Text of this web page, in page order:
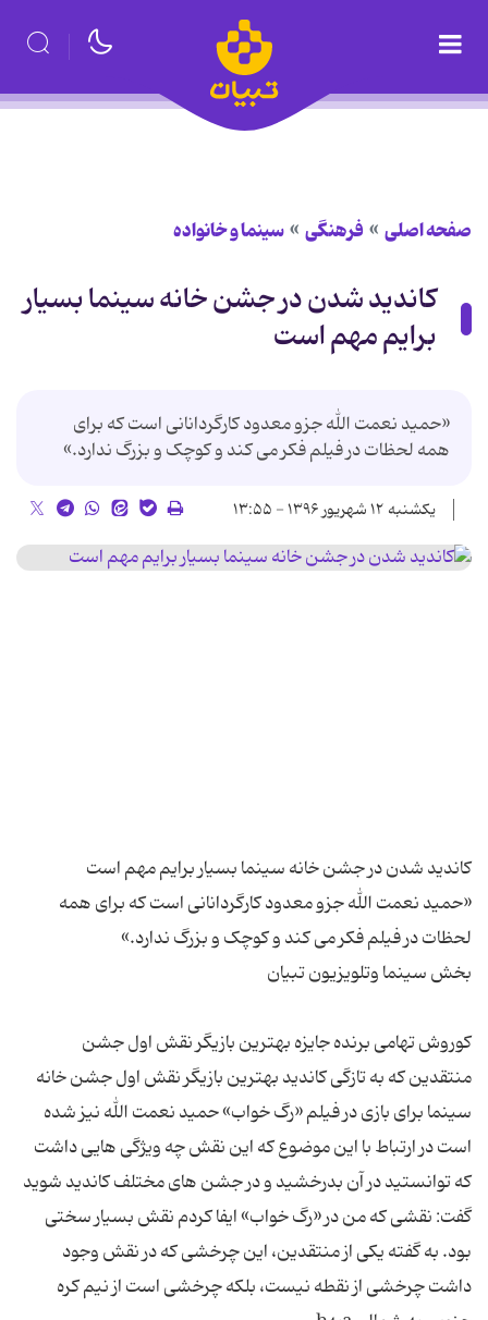
صفحه اصلی فرهنگی سینما و خانواده
کاندید شدن در جشن خانه سینما بسیار
برایم مهم است
«حمید نعمت الله جزو معدود کارگردانانی است که برای
همه لحظات در فیلم فکر می کند و کوچک و بزرگ ندارد.»
یکشنبه ۱۲ شهریور ۱۳۹۶ - ۱۳:۵۵
«حمید نعمت الله جزو معدود کارگردانانی است که برای همه
کوروش تهامی برنده جایزه بهترین بازیگر نقش اول جشن
منتقدین که به تازگی کاندید بهترین بازیگر نقش اول جشن خانه
سینما برای بازی در فیلم «رگ خواب» حمید نعمت الله نیز شده
است در ارتباط با این موضوع که این نقش چه ویژگی هایی داشت
که توانستید در آن بدرخشید و در جشن های مختلف کاندید شوید
گفت: نقشی که من در «رگ خواب» ایفا کردم نقش بسیار سختی
بود. به گفته یکی از منتقدین، این چرخشی که در نقش وجود
داشت چرخشی از نقطه نیست، بلکه چرخشی است از نیم کره